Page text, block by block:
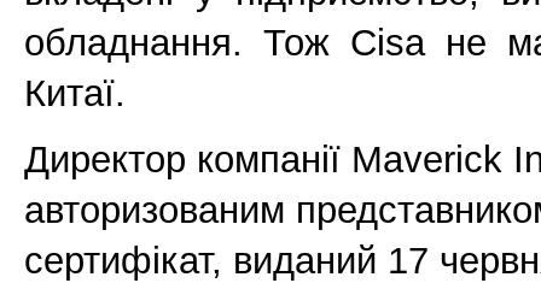
обладнання. Тож Cisa не
Китаї.
Директор компанії Maverick
авторизованим
сертифікат, виданий 17